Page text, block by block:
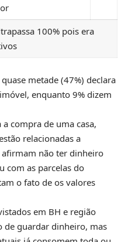
100% pois era
metade (47%) declara
enquanto 9% dizem
compra de uma casa,
relacionadas a
afirmam não ter dinheiro
com as parcelas do
o fato de os valores
em BH e região
guardar dinheiro, mas